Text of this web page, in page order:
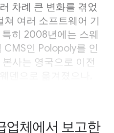
차례 큰 변화를 겪었
쳐 여러 소프트웨어 기
히 2008년에는 스웨
CMS인 Polopoly를 인
사는 영국으로 이전
노 지부에 있는 것으
업체에서 보고한